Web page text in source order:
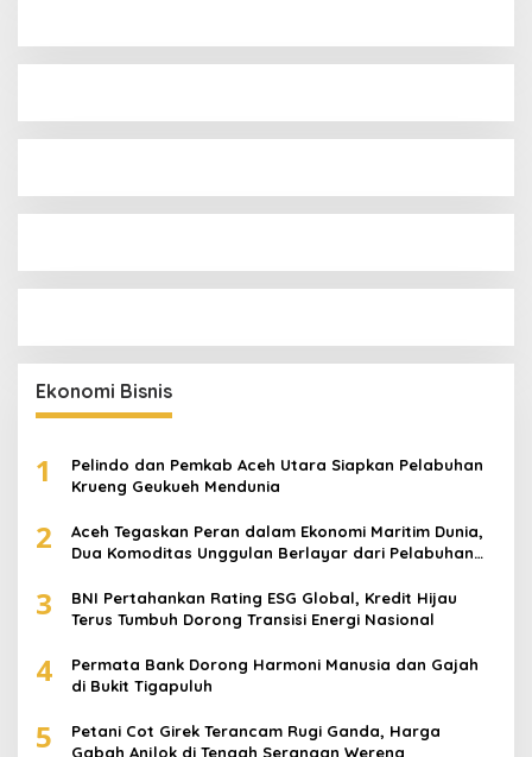
Ekonomi Bisnis
1
Pelindo dan Pemkab Aceh Utara Siapkan Pelabuhan
Krueng Geukueh Mendunia
2
Aceh Tegaskan Peran dalam Ekonomi Maritim Dunia,
Dua Komoditas Unggulan Berlayar dari Pelabuhan
3
BNI Pertahankan Rating ESG Global, Kredit Hijau
Terus Tumbuh Dorong Transisi Energi Nasional
4
Permata Bank Dorong Harmoni Manusia dan Gajah
di Bukit Tigapuluh
5
Petani Cot Girek Terancam Rugi Ganda, Harga
Gabah Anjlok di Tengah Serangan Wereng